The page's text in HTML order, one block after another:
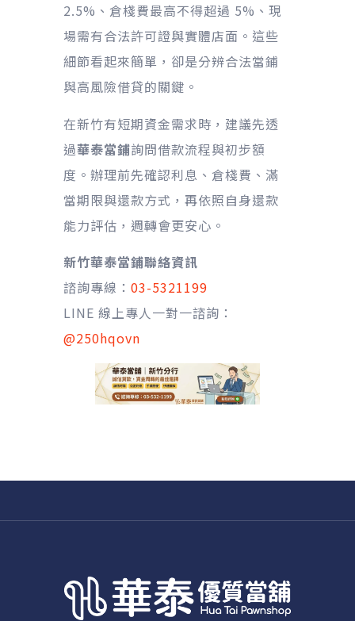
2.5%、倉棧費最高不得超過 5%、現
場需有合法許可證與實體店面。這些
細節看起來簡單，卻是分辨合法當鋪
與高風險借貸的關鍵。
在新竹有短期資金需求時，建議先透
過華泰當鋪詢問借款流程與初步額
度。辦理前先確認利息、倉棧費、滿
當期限與還款方式，再依照自身還款
能力評估，週轉會更安心。
新竹華泰當鋪聯絡資訊
諮詢專線： 03-5321199
LINE 線上專人一對一諮詢：
@250hqovn